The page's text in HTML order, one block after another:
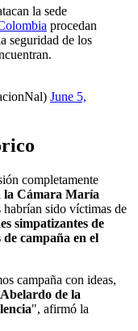
la sede
procedan
seguridad de los
June 5,
completamente
la Cámara María
habrían sido víctimas de
simpatizantes de
campaña en el
campaña con ideas,
de la
", afirmó la